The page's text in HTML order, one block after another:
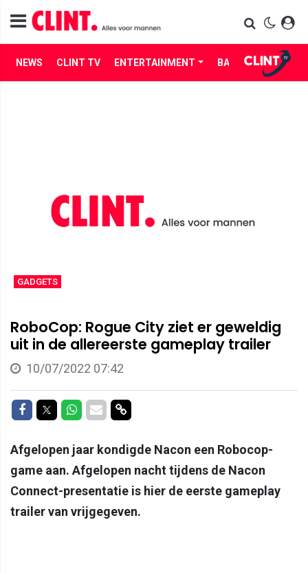
NEWS CLINT TV ENTERTAINMENT BABES LIFE
GADGETS
RoboCop: Rogue City ziet er geweldig
uit in de allereerste gameplay trailer
10/07/2022 07:42
Delen op Facebook
Delen op Twitter
Delen op Whatsapp
Delen via Mail
Delen via link
Afgelopen jaar kondigde Nacon een Robocop-
game aan. Afgelopen nacht tijdens de Nacon
Connect-presentatie is hier de eerste gameplay
trailer van vrijgegeven.